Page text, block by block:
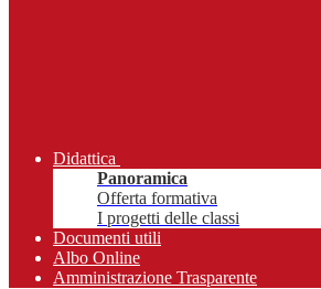
Didattica
Panoramica
Offerta formativa
I progetti delle classi
Documenti utili
Albo Online
Amministrazione Trasparente